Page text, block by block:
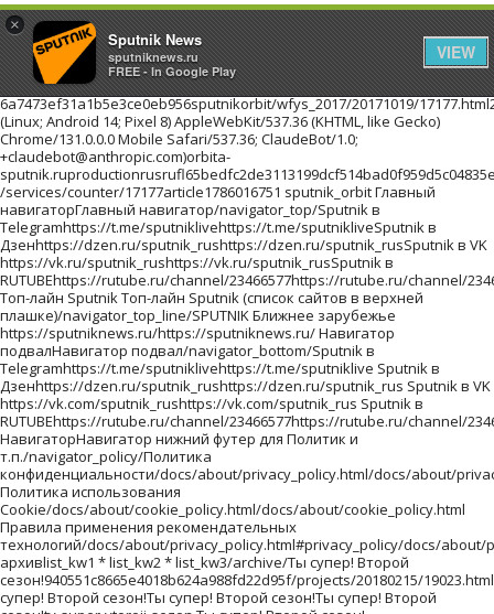
6a7473ef31a1b5e3ce0eb956sputnikorbit/wfys_2017/20171019/17177.html216.73.216.254Mozilla/5.0 (Linux; Android 14; Pixel 8) AppleWebKit/537.36 (KHTML, like Gecko) Chrome/131.0.0.0 Mobile Safari/537.36; ClaudeBot/1.0; +claudebot@anthropic.com)orbita-sputnik.ruproductionrusrufl65bedfc2de3113199dcf514bad0f959d5c04835eb011d160201710191//images/https://id.sputniknews.com/images/orbit/110001000030000https://cm.sputniknews.com/chatf4uoHwgT3L1productionhttps://sputniknews.ru.sputniknews.ru4419376 /services/counter/17177article1786016751 sputnik_orbit Главный навигаторГлавный навигатор/navigator_top/Sputnik в Telegramhttps://t.me/sputniklivehttps://t.me/sputnikliveSputnik в Дзенhttps://dzen.ru/sputnik_rushttps://dzen.ru/sputnik_rusSputnik в VK https://vk.ru/sputnik_rushttps://vk.ru/sputnik_rusSputnik в RUTUBEhttps://rutube.ru/channel/23466577https://rutube.ru/channel/23466577 Топ-лайн Sputnik Топ-лайн Sputnik (список сайтов в верхней плашке)/navigator_top_line/SPUTNIK Ближнее зарубежье https://sputniknews.ru/https://sputniknews.ru/ Навигатор подвалНавигатор подвал/navigator_bottom/Sputnik в Telegramhttps://t.me/sputniklivehttps://t.me/sputniklive Sputnik в Дзенhttps://dzen.ru/sputnik_rushttps://dzen.ru/sputnik_rus Sputnik в VK https://vk.com/sputnik_rushttps://vk.com/sputnik_rus Sputnik в RUTUBEhttps://rutube.ru/channel/23466577https://rutube.ru/channel/23466577 НавигаторНавигатор нижний футер для Политик и т.п./navigator_policy/Политика конфиденциальности/docs/about/privacy_policy.html/docs/about/privacy_policy.html Политика использования Cookie/docs/about/cookie_policy.html/docs/about/cookie_policy.html Правила применения рекомендательных технологий/docs/about/privacy_policy.html#privacy_policy/docs/about/privacy_policy.html#privacy_policy архивlist_kw1 * list_kw2 * list_kw3/archive/Ты супер! Второй сезон!940551c8665e4018b624a988fd22d95f/projects/20180215/19023.htmlТы супер! Второй сезон!Ты супер! Второй сезон!Ты супер! Второй сезон!ty-super-vtorojj-sezon Ты супер! Второй сезон! ПроектыПроекты/projects/Самую многочисленную группу женщин и детей, спасенных из горячих точек Ближнего Востока, доставят в субботу в Грозный спецрейсом из сирийского Хмеймима, сообщила РИА Новости в пятницу член СПЧ при главе Чечни Хеда Саратова.a7aafa959366b1536e13dc09b87a052e/wfys_2017/20171020/18042.htmlПервый рейс из Сирии доставит в Грозный группу спасенных женщин и детейСамую многочисленную группу женщин и детей, спасенных из горячих точек Ближнего Востока, доставят в субботу в Грозный спецрейсом из сирийского Хмеймима, сообщила РИА Новости в пятницу член СПЧ при главе Чечни Хеда Саратова.pervyjj-rejjs-iz-sirii-dostavit-v-groznyjj-gruppu-spasennykh-zhenshhin-i-detejj WFYS-2017WFYS-2017/wfys_2017/Мужчина с ножом напал на посетителей торгового центра на юго-востоке Польши, сообщает радиостанция RFM FM. Один человек погиб, еще восемь получили ранения.2b27cdb07bc2eb7a71c2b953f1777c13/wfys_2017/20171020/18035.htmlВ Польше мужчина с ножом напал на посетителей торгового центраМужчина с ножом напал на посетителей торгового центра на юго-востоке Польши, сообщает радиостанция RFM FM. Один человек погиб, еще восемь получили ранения.v-polshe-muzhchina-s-nozhom-napal-na-posetitelejj-torgovogo-centra WFYS-2017WFYS-2017/wfys_2017/Около тысячи гостей приглашены на премьеру "Матильды" в Петербурге, которая состоится 23 октября в Мариинском театре, сообщил РИА Новости представитель организатора кинопоказа.e207a4eb8e2cc1ed90f6dace8bc7f266/wfys_2017/20171020/18029.htmlНа премьеру "Матильды" в Петербурге приглашены около тысячи гостейОколо тысячи гостей приглашены на премьеру "Матильды" в Петербурге, которая состоится 23 октября в Мариинском театре, сообщил РИА Новости представитель организатора кинопоказа.na-premeru-matildy-v-peterburge-priglasheny-okolo-tysjachi-gostejj WFYS-2017WFYS-2017/wfys_2017/Правительство Испании на заседании в предстоящую субботу намерено применить статью 155 Конституции страны, предполагающую возможность приостановки автономного статуса Каталонии, заявил испанский премьер Мариано Рахой на пресс-конференции в Брюсселе.67e8a19faa971a455b368320404caeaf/wfys_2017/20171020/18024.htmlМадрид в субботу применит статью Конституции, лишающую Каталонию автономииПравительство Испании на заседании в предстоящую субботу намерено применить статью 155 Конституции страны, предполагающую возможность приостановки автономного статуса Каталонии, заявил испанский премьер Мариано Рахой на пресс-конференции в Брюсселе.madrid-v-subbotu-primenit-statju-konstitucii-lishajushhuju-kataloniju-avtonomii WFYS-2017WFYS-2017/wfys_2017/ архивlist_kw1 * list_kw2 * list_kw3/archive/ <!--В head сайта один раз подключите библиотеку--> <script src="https://yastatic.net/pcode/adfox/loader.js" crossorigin="anonymous"></script> <!--AdFox START--> <!--riaru--> <!--Площадка: orbita-sputnik.ru / * / *--> <!--Тип баннера: 1000x--> <!--Расположение: 55001_orbita-sputnik.ru_bn1--> <div id="adfox_14976088074735673"></div> <script> window.Ya.adfoxCode.create({ ownerId: 249922, containerId: 'adfox_14976088074735673', params: { pp: 'kpg', ps: 'cmwc', p2: 'fliq', puid1: '' } }); </script> <!--AdFox START--> <!--riaru--> <!--Площадка: orbita-sputnik.ru / * / *--> <!--Тип баннера: 1000x--> <!--Расположение: 55002_bn2--> <div id="adfox_149760898208993054"></div> <script> window.Ya.adfoxCode.create({ ownerId: 249922, containerId: 'adfox_149760898208993054', params: { pp: 'kph', ps: 'cmwc', p2: 'fliq', puid1: '' } }); </script> <!--AdFox START--> <!--riaru--> <!--Площадка: orbita-sputnik.ru / * / *--> <!--Тип баннера: 1000x--> <!--Расположение: 55003_bn3--> <div id="adfox_149760905039733471"></div> <script> window.Ya.adfoxCode.create({ ownerId: 249922, containerId: 'adfox_149760905039733471', params: { pp: 'kpi', ps: 'cmwc', p2: 'fliq', puid1: '' } }); </script> <!--AdFox START--> <!--riaru--> <!--Площадка: orbita-sputnik.ru / * / *--> <!--Тип баннера: 1000x--> <!--Расположение: 55004_bn4--> <div id="adfox_149760909413214648"></div> <script> window.Ya.adfoxCode.create({ ownerId: 249922, containerId: 'adfox_149760909413214648', params: { pp: 'kpj', ps: 'cmwc', p2: 'fliq', puid1: '' } }); </script><!--В head сайта один раз подключите библиотеку--> <script src="https://yastatic.net/pcode/adfox/loader.js" crossorigin="anonymous"></script> <!--AdFox START--> <!--riaru--> <!--Площадка: orbita-sputnik.ru / * / *--> <!--Тип баннера: 300x--> <!--Расположение: 55005_bn5--> <div
×
Sputnik News
sputniknews.ru
FREE - In Google Play
VIEW